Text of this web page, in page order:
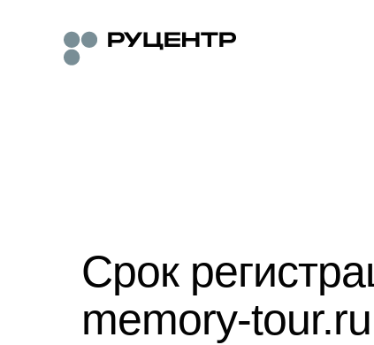
Срок
memory-